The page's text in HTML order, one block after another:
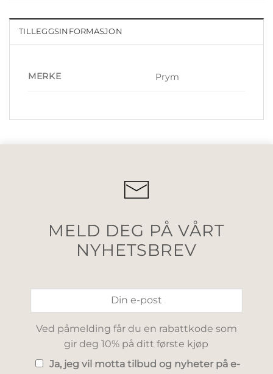
TILLEGGSINFORMASJON
MERKE Prym
MELD DEG PÅ VÅRT
NYHETSBREV
Ved påmelding får du en rabattkode som
gir deg 10% på ditt første kjøp
Ja, jeg vil motta tilbud og nyheter på e-